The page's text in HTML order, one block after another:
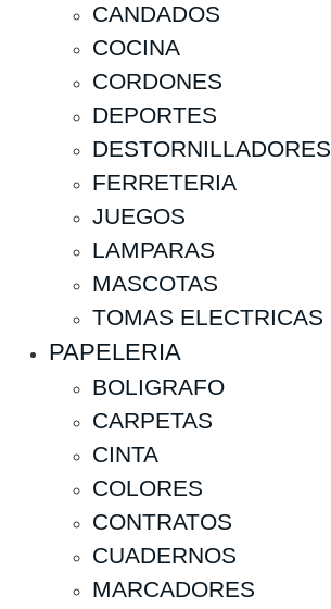
CANDADOS
COCINA
CORDONES
DEPORTES
DESTORNILLADORES
FERRETERIA
JUEGOS
LAMPARAS
MASCOTAS
TOMAS ELECTRICAS
PAPELERIA
BOLIGRAFO
CARPETAS
CINTA
COLORES
CONTRATOS
CUADERNOS
MARCADORES